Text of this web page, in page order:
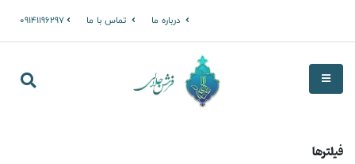
درباره ما تماس با ما 09141196297
فیلترها